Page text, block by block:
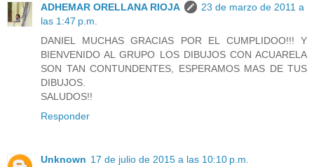
ADHEMAR ORELLANA RIOJA
23 de marzo de 2011 a
las 1:47 p.m.
DANIEL MUCHAS GRACIAS POR EL CUMPLIDOO!!! Y
BIENVENIDO AL GRUPO LOS DIBUJOS CON ACUARELA
SON TAN CONTUNDENTES, ESPERAMOS MAS DE TUS
DIBUJOS.
SALUDOS!!
Responder
Unknown 17 de julio de 2015 a las 10:10 p.m.